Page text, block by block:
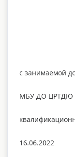
с занимаемой
МБУ ДО ЦРТДЮ
16.06.2022